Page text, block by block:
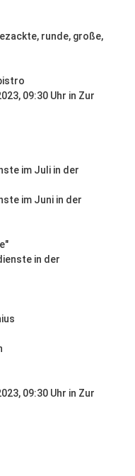
runde, große,
09:30 Uhr in Zur
im Juli in der
im Juni in der
in der
09:30 Uhr in Zur